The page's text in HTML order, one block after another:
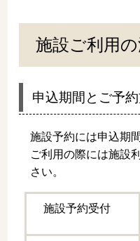
施設ご利用
申込期間とご予
施設予約には申込期
ご利用の際には施設
さい。
施設予約受付